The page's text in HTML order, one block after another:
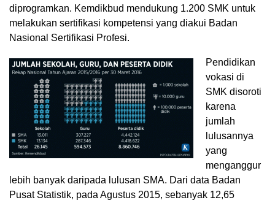
diprogramkan. Kemdikbud mendukung 1.200 SMK untuk
melakukan sertifikasi kompetensi yang diakui Badan
Nasional Sertifikasi Profesi.
Pendidikan
vokasi di
SMK disoroti
karena
jumlah
lulusannya
yang
menganggur
lebih banyak daripada lulusan SMA. Dari data Badan
Pusat Statistik, pada Agustus 2015, sebanyak 12,65